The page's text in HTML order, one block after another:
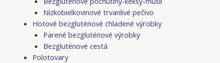
Nízkobielkovinové trvanlivé pečivo
Hotové bezgluténové chladené výrobky
Parené bezgluténové výrobky
Bezgluténové cestá
Polotovary